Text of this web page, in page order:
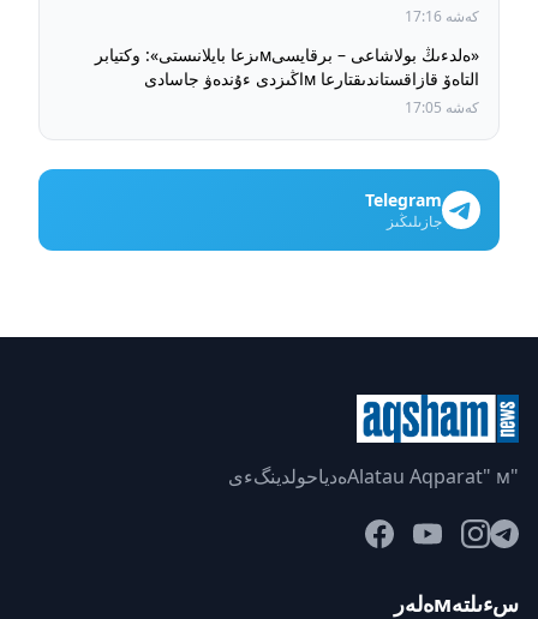
كەشە 17:16
«ەلدءىڭ بولاشاعى – برقايسىмىزعا بايلانىستى»: وكتيابر
التاەۆ قازاقستاندىقتارعا мاڭىزدى ءۇندەۋ جاسادى
كەشە 17:05
Telegram
جازىلىڭىز
"Alatau Aqparat" мەدياحولدينگءى
سءىلتەмەلەر